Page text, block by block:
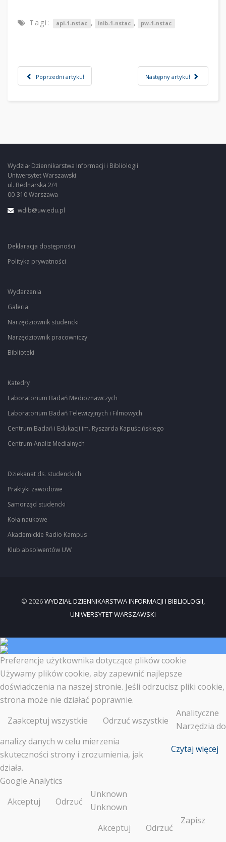
Tagi: api-1-nstac , inib-1-nstac , pw-1-nstac
Poprzedni artykuł Następny artykuł
Wydział Dziennikarstwa Informacji i Bibliologii
Uniwersytet Warszawski
ul. Bednarska 2/4
00-310 Warszawa
wdib@uw.edu.pl
Deklaracja dostępności
Polityka prywatności
Wydarzenia
Galeria
Narzędziownik studencki
Narzędziownik pracowniczy
Biblioteki
Katedry
Laboratorium Badań Medioznawczych
Laboratorium Badań Telewizyjnych i Filmowych
Centrum Badań i Edukacji im. Ryszarda Kapuścińskiego
Centrum Analiz Medialnych
Dziekanat ds. studenckich
Praktyki zawodowe
Samorząd studencki
Koła naukowe
Akademickie Radio Kampus
Klub absolwentów UW
© 2026WYDZIAŁ DZIENNIKARSTWA INFORMACJI I BIBLIOLOGII,
UNIWERSYTET WARSZAWSKI
Preferencje użytkownika dotyczące plików cookie
Używamy plików cookie, aby zapewnić najlepsze
doświadczenia na naszej stronie. Jeśli odrzucisz pliki cookie,
strona może nie działać poprawnie.
Zaakceptuj wszystkie
Odrzuć wszystkie
Czytaj więcej
Analityczne
Narzędzia do
analizy danych w celu mierzenia
skuteczności strony i zrozumienia, jak
działa.
Google Analytics
Akceptuj
Odrzuć
Unknown
Unknown
Akceptuj
Odrzuć
Zapisz